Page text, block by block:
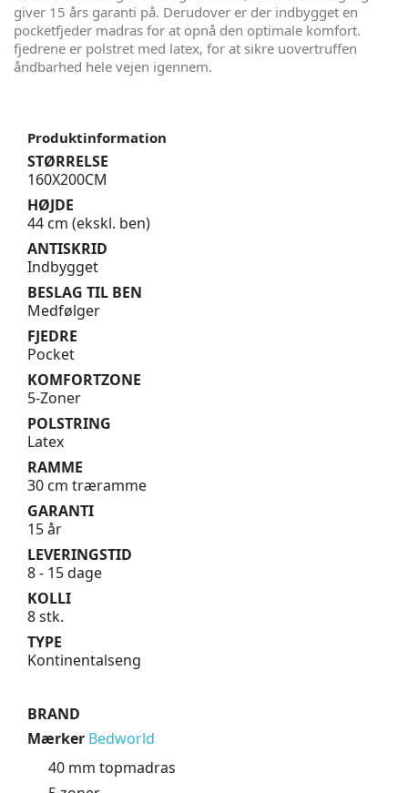
giver 15 års garanti på. Derudover er der indbygget en
pocketfjeder madras for at opnå den optimale komfort.
fjedrene er polstret med latex, for at sikre uovertruffen
åndbarhed hele vejen igennem.
Produktinformation
STØRRELSE
160X200CM
HØJDE
44 cm (ekskl. ben)
ANTISKRID
Indbygget
BESLAG TIL BEN
Medfølger
FJEDRE
Pocket
KOMFORTZONE
5-Zoner
POLSTRING
Latex
RAMME
30 cm træramme
GARANTI
15 år
LEVERINGSTID
8 - 15 dage
KOLLI
8 stk.
TYPE
Kontinentalseng
BRAND
Mærker Bedworld
40 mm topmadras